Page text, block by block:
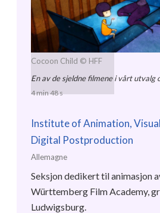
Cocoon Child © HFF
En av de sjeldne filmene i vårt utvalg
4 min 48 s
Institute of Animation,
Digital Postproduction
Allemagne
Seksjon dedikert til animasjon
Württemberg Film Academy,
Ludwigsburg.